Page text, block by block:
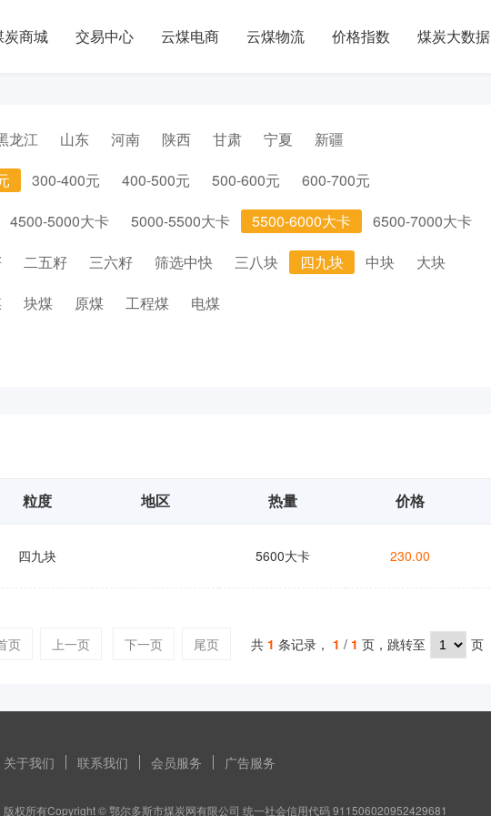
炭商城 交易中心 云煤电商 云煤物流 价格指数 煤炭大数据
龙江 山东 河南 陕西 甘肃 宁夏
新疆
300-400元 400-500元 500-600元
600-700元
4500-5000大卡 5000-5500大卡 5500-6000大卡 6500-7000大卡
二五籽 三六籽 筛选中快 三八块 四九块 中块
大块
块煤 原煤 工程煤
电煤
粒度 地区 热量 价格
四九块 5600大卡 230.00
页 上一页 下一页 尾页 共 1 条记录， 1 / 1 页，跳转至 页
关于我们 联系我们 会员服务 广告服务
版权所有Copyright © 鄂尔多斯市煤炭网有限公司 统一社会信用代码 911506020952429681